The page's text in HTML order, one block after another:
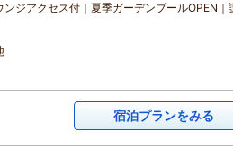
ジアクセス付｜夏季ガーデンプールOPEN｜
宿泊プランをみる